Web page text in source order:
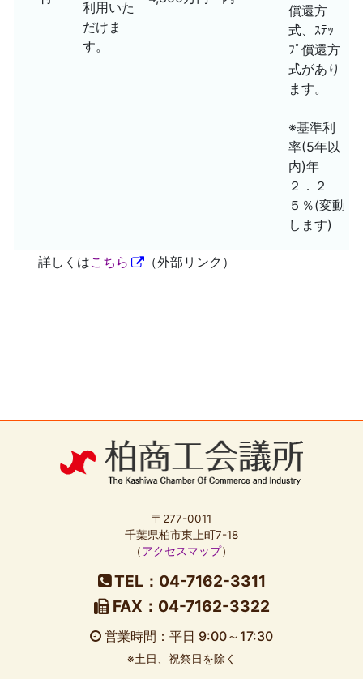
利用いた
だけま
す。
償還方
式、ｽﾃｯ
ﾌﾟ償還方
式があり
ます。
※基準利
率(5年以
内)年
２．２
５％(変動
します)
詳しくはこちら （外部リンク）
〒277-0011
千葉県柏市東上町7-18
（アクセスマップ）
TEL：04-7162-3311
FAX：04-7162-3322
営業時間：平日 9:00～17:30
※土日、祝祭日を除く